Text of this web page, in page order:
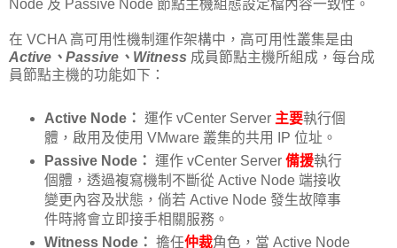
Node 及 Passive Node 節點主機組態設定檔內容一致性。
在 VCHA 高可用性機制運作架構中，高可用性叢集是由
Active、Passive、Witness 成員節點主機所組成，每台成
員節點主機的功能如下：
Active Node： 運作 vCenter Server 主要執行個
體，啟用及使用 VMware 叢集的共用 IP 位址。
Passive Node： 運作 vCenter Server 備援執行
個體，透過複寫機制不斷從 Active Node 端接收
變更內容及狀態，倘若 Active Node 發生故障事
件時將會立即接手相關服務。
Witness Node： 擔任仲裁角色，當 Active Node